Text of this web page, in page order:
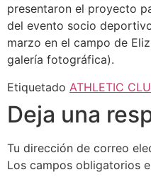
presentaron el proyecto
del evento socio
marzo en el campo de
galería fotográfica).
Etiquetado ATHLETIC
Deja una
Tu dirección de correo
Los campos obligatorios